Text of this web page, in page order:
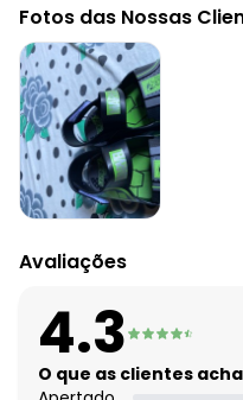
Observação: Acompanha
flexível
Material: Pvc
Composição: Pvc
Fotos das Nossas
Avaliações
4.3
O que as clientes